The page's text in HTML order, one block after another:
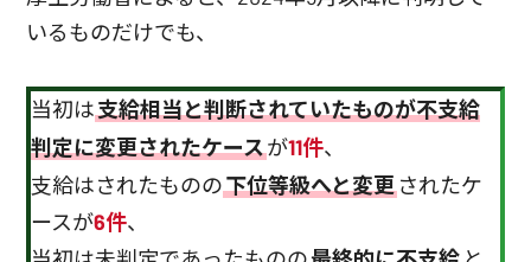
いるものだけでも、
当初は支給相当と判断されていたものが不支給
判定に変更されたケースが11件、
支給はされたものの下位等級へと変更 されたケ
ースが6件、